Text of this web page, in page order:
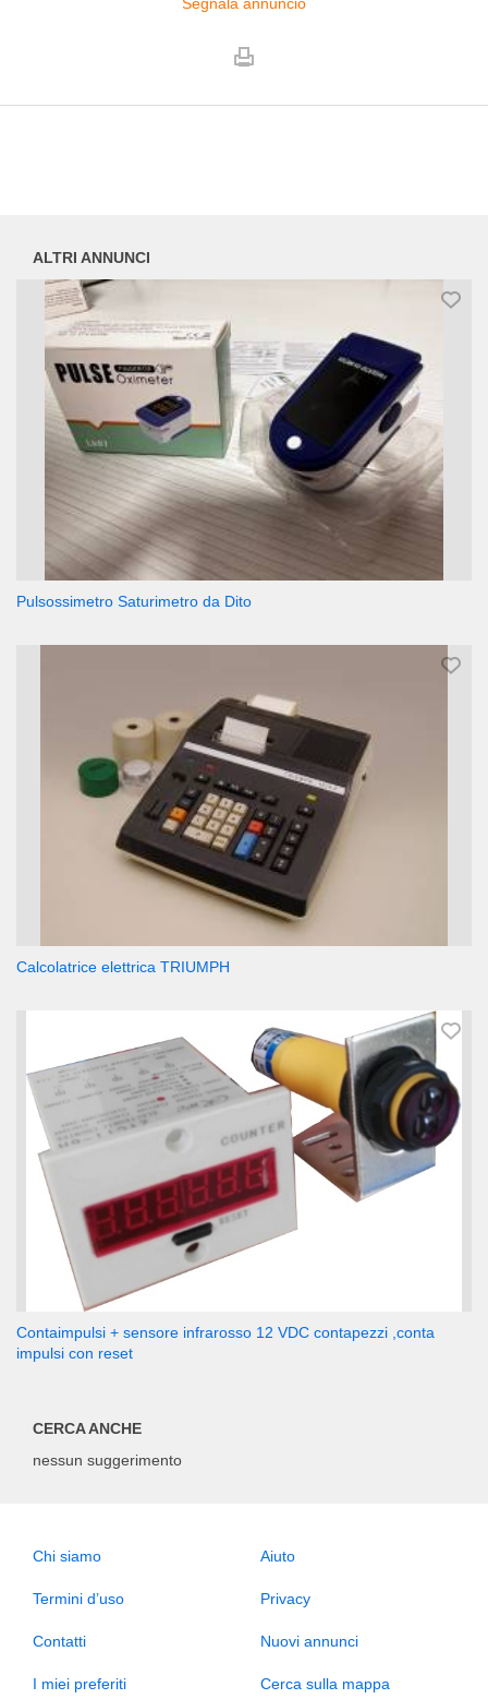
ALTRI ANNUNCI
Pulsossimetro Saturimetro da Dito
Calcolatrice elettrica TRIUMPH
Contaimpulsi + sensore infrarosso 12 VDC contapezzi ,conta
impulsi con reset
CERCA ANCHE
nessun suggerimento
Chi siamo Aiuto
Termini d’uso Privacy
Contatti Nuovi annunci
I miei preferiti Cerca sulla mappa